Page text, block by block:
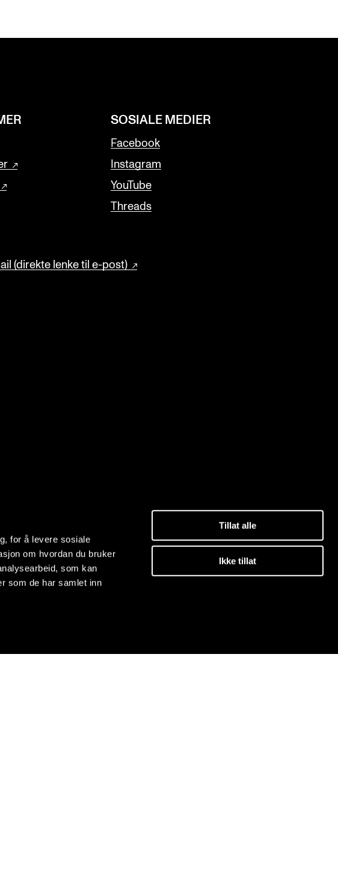
for å levere sosiale
om hvordan du bruker
som kan
som de har samlet inn
Tillat alle
Ikke tillat
(direkte lenke til e-post)
SOSIALE MEDIER
Facebook
Instagram
YouTube
Threads